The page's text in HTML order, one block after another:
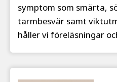
symptom som smärta,
tarmbesvär samt
håller vi föreläsningar